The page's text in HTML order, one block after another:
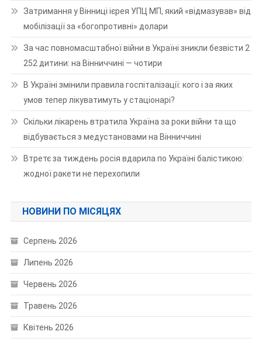
Затримання у Вінниці ієрея УПЦ МП, який «відмазував» від
мобілізації за «богопротивні» долари
За час повномасштабної війни в Україні зникли безвісти 2
252 дитини: на Вінниччині — чотири
В Україні змінили правила госпіталізації: кого і за яких
умов тепер лікуватимуть у стаціонарі?
Скільки лікарень втратила Україна за роки війни та що
відбувається з медустановами на Вінниччині
Втретє за тиждень росія вдарила по Україні балістикою:
жодної ракети не перехопили
НОВИНИ ПО МІСЯЦЯХ
Серпень 2026
Липень 2026
Червень 2026
Травень 2026
Квітень 2026